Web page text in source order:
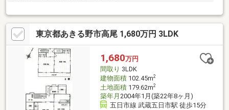
東京都あきる野市高尾 1,680万円 3LDK
1,680万円
間取り 3LDK
建物面積102.45m2
土地面積179.62m2
築年月 2004年1月(築22年8ヶ月)
五日市線 武蔵五日市駅 徒歩15分